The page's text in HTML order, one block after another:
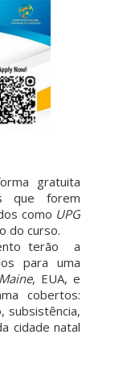
gratuita
que forem
como UPG
do curso.
terão a
para uma
Maine, EUA, e
cobertos:
subsistência,
cidade natal